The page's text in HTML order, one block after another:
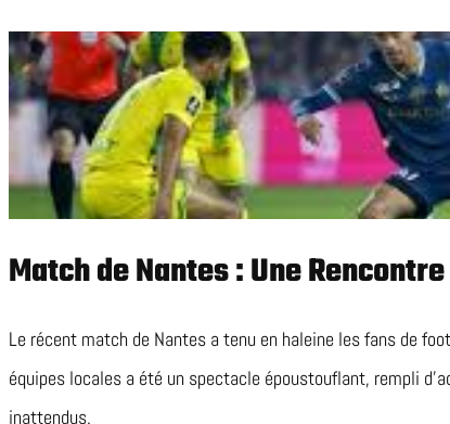
Match de Nantes : Une
Le récent match de Nantes a tenu en haleine les fans de
équipes locales a été un spectacle époustouflant, rempli
inattendus.